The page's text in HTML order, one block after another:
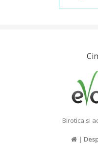
Birotica si
|